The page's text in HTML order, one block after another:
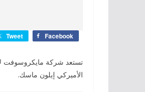
Facebook
Tweet
الأميركي إيلون ماسك.